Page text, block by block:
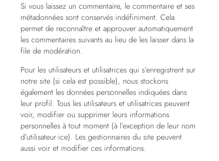
Si vous laissez un commentaire, le commentaire et ses
métadonnées sont conservés indéfiniment. Cela
permet de reconnaître et approuver automatiquement
les commentaires suivants au lieu de les laisser dans la
file de modération.
Pour les utilisateurs et utilisatrices qui s’enregistrent sur
notre site (si cela est possible), nous stockons
également les données personnelles indiquées dans
leur profil. Tous les utilisateurs et utilisatrices peuvent
voir, modifier ou supprimer leurs informations
personnelles à tout moment (à l’exception de leur nom
d’utilisateur·ice). Les gestionnaires du site peuvent
aussi voir et modifier ces informations.